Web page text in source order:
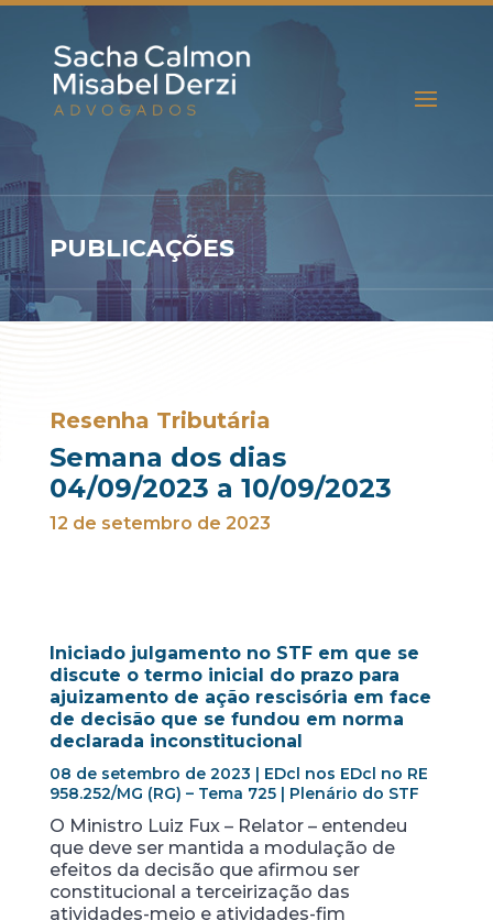
PUBLICAÇÕES
Resenha Tributária
Semana dos dias
04/09/2023 a 10/09/2023
12 de setembro de 2023
Iniciado julgamento no STF em que se
discute o termo inicial do prazo para
ajuizamento de ação rescisória em face
de decisão que se fundou em norma
declarada inconstitucional
08 de setembro de 2023 | EDcl nos EDcl no RE
958.252/MG (RG) – Tema 725 | Plenário do STF
O Ministro Luiz Fux – Relator – entendeu
que deve ser mantida a modulação de
efeitos da decisão que afirmou ser
constitucional a terceirização das
atividades-meio e atividades-fim